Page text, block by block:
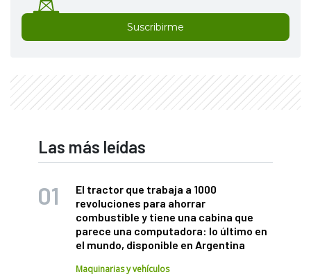
Suscribirme
Las más leídas
El tractor que trabaja a 1000
revoluciones para ahorrar
combustible y tiene una cabina que
parece una computadora: lo último en
el mundo, disponible en Argentina
Maquinarias y vehículos